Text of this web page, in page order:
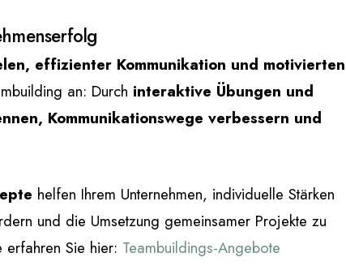
effizienter Kommunikation und motivierten
an: Durch interaktive Übungen und
Kommunikationswege verbessern und
helfen Ihrem Unternehmen, individuelle Stärken
und die Umsetzung gemeinsamer Projekte zu
erfahren Sie hier: Teambuildings-Angebote